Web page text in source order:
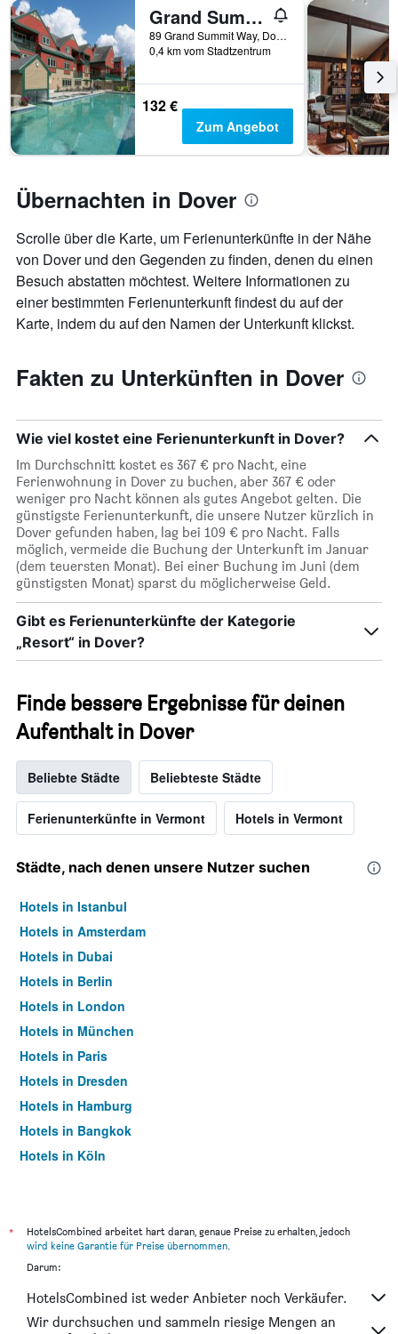
Grand Summit Resort, A Vail Resorts Property
89 Grand Summit Way, Dover, VT, USA
0,4 km vom Stadtzentrum
132 €
Zum Angebot
Übernachten in Dover
Scrolle über die Karte, um Ferienunterkünfte in der Nähe
von Dover und den Gegenden zu finden, denen du einen
Besuch abstatten möchtest. Weitere Informationen zu
einer bestimmten Ferienunterkunft findest du auf der
Karte, indem du auf den Namen der Unterkunft klickst.
Fakten zu Unterkünften in Dover
Wie viel kostet eine Ferienunterkunft in Dover?
Im Durchschnitt kostet es 367 € pro Nacht, eine
Ferienwohnung in Dover zu buchen, aber 367 € oder
weniger pro Nacht können als gutes Angebot gelten. Die
günstigste Ferienunterkunft, die unsere Nutzer kürzlich in
Dover gefunden haben, lag bei 109 € pro Nacht. Falls
möglich, vermeide die Buchung der Unterkunft im Januar
(dem teuersten Monat). Bei einer Buchung im Juni (dem
günstigsten Monat) sparst du möglicherweise Geld.
Gibt es Ferienunterkünfte der Kategorie
„Resort“ in Dover?
Finde bessere Ergebnisse für deinen
Aufenthalt in Dover
Beliebte Städte Beliebteste Städte
Ferienunterkünfte in Vermont Hotels in Vermont
Städte, nach denen unsere Nutzer suchen
Hotels in Istanbul
Hotels in Amsterdam
Hotels in Dubai
Hotels in Berlin
Hotels in London
Hotels in München
Hotels in Paris
Hotels in Dresden
Hotels in Hamburg
Hotels in Bangkok
Hotels in Köln
*
HotelsCombined arbeitet hart daran, genaue Preise zu erhalten, jedoch
wird keine Garantie für Preise übernommen.
Darum:
HotelsCombined ist weder Anbieter noch Verkäufer.
Wir durchsuchen und sammeln riesige Mengen an